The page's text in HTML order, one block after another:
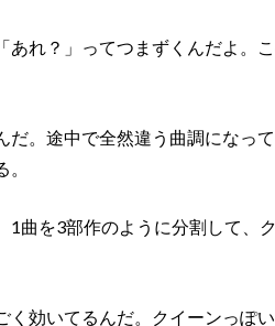
れ？」ってつまずくんだよ。
。途中で全然違う曲調になっ
曲を3部作のように分割して、
効いてるんだ。クイーンっぽ